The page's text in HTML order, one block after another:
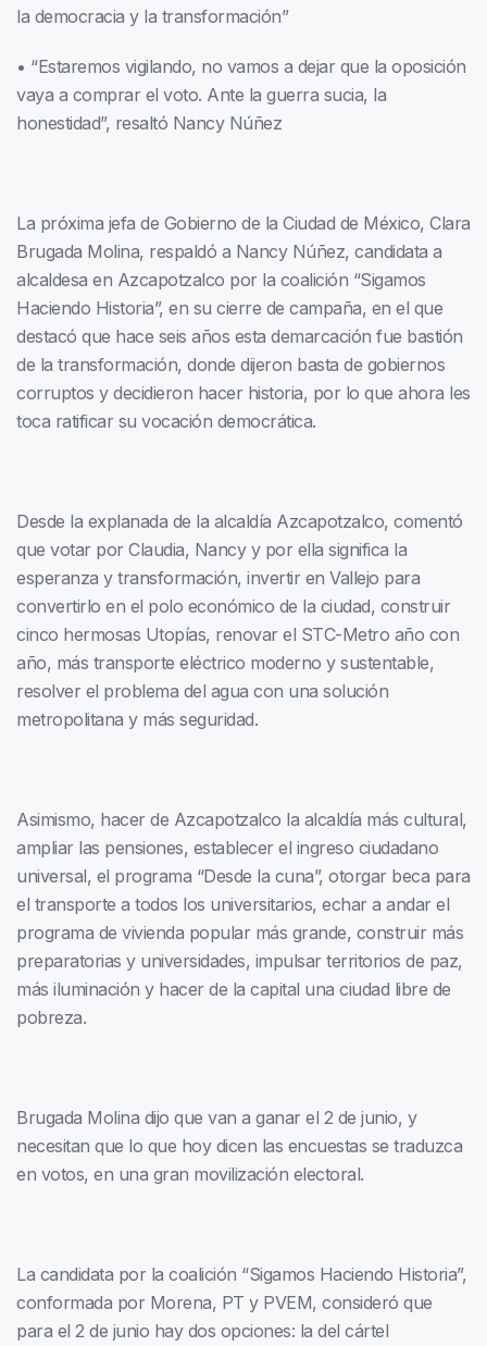
la democracia y la transformación”
• “Estaremos vigilando, no vamos a dejar que la oposición
vaya a comprar el voto. Ante la guerra sucia, la
honestidad”, resaltó Nancy Núñez
La próxima jefa de Gobierno de la Ciudad de México, Clara
Brugada Molina, respaldó a Nancy Núñez, candidata a
alcaldesa en Azcapotzalco por la coalición “Sigamos
Haciendo Historia”, en su cierre de campaña, en el que
destacó que hace seis años esta demarcación fue bastión
de la transformación, donde dijeron basta de gobiernos
corruptos y decidieron hacer historia, por lo que ahora les
toca ratificar su vocación democrática.
Desde la explanada de la alcaldía Azcapotzalco, comentó
que votar por Claudia, Nancy y por ella significa la
esperanza y transformación, invertir en Vallejo para
convertirlo en el polo económico de la ciudad, construir
cinco hermosas Utopías, renovar el STC-Metro año con
año, más transporte eléctrico moderno y sustentable,
resolver el problema del agua con una solución
metropolitana y más seguridad.
Asimismo, hacer de Azcapotzalco la alcaldía más cultural,
ampliar las pensiones, establecer el ingreso ciudadano
universal, el programa “Desde la cuna”, otorgar beca para
el transporte a todos los universitarios, echar a andar el
programa de vivienda popular más grande, construir más
preparatorias y universidades, impulsar territorios de paz,
más iluminación y hacer de la capital una ciudad libre de
pobreza.
Brugada Molina dijo que van a ganar el 2 de junio, y
necesitan que lo que hoy dicen las encuestas se traduzca
en votos, en una gran movilización electoral.
La candidata por la coalición “Sigamos Haciendo Historia”,
conformada por Morena, PT y PVEM, consideró que
para el 2 de junio hay dos opciones: la del cártel